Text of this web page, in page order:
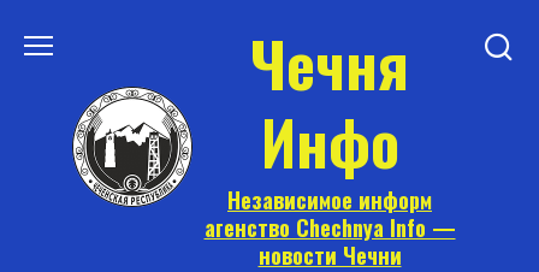
Чечня
Инфо
Независимое информ
агенство Chechnya Info —
новости Чечни